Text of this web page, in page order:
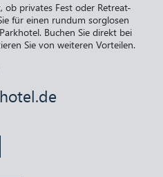
privates Fest oder Retreat-
für einen rundum sorglosen
Buchen Sie direkt bei
Sie von weiteren Vorteilen.